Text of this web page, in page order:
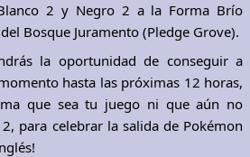
2 y Negro 2 a la Forma Brío
Bosque Juramento (Pledge Grove).
la oportunidad de conseguir a
hasta las próximas 12 horas,
que sea tu juego ni que aún no
para celebrar la salida de Pokémon